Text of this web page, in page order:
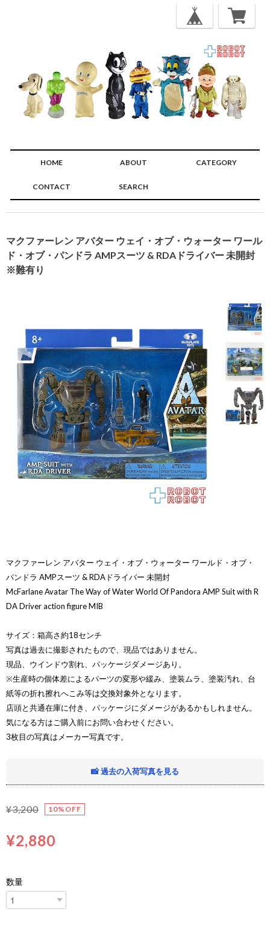
HOME ABOUT CATEGORY
CONTACT SEARCH
マクファーレン アバター ウェイ・オブ・ウォーター ワール
ド・オブ・パンドラ AMPスーツ & RDAドライバー 未開封
※難有り
マクファーレン アバター ウェイ・オブ・ウォーター ワールド・オブ・
パンドラ AMPスーツ & RDAドライバー 未開封
McFarlane Avatar The Way of Water World Of Pandora AMP Suit with R
DA Driver action figure MIB
サイズ：箱高さ約18センチ
写真は過去に撮影されたもので、現品ではありません。
現品、ウインドウ割れ、パッケージダメージあり。
※生産時の個体差によるパーツの変形や緩み、塗装ムラ、塗装汚れ、台
紙等の折れ擦れへこみ等は交換対象外となります。
店頭と共通在庫に付き、パッケージにダメージがあるかもしれません。
気になる方はご購入前にお問い合わせください。
3枚目の写真はメーカー写真です。
📸 過去の入荷写真を見る
¥3,200 10%OFF
¥2,880
数量